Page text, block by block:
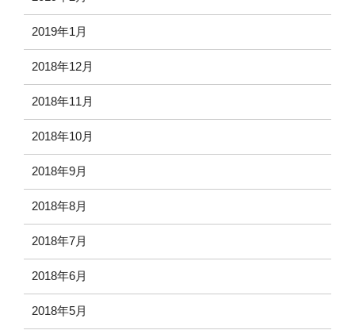
2019年1月
2018年12月
2018年11月
2018年10月
2018年9月
2018年8月
2018年7月
2018年6月
2018年5月